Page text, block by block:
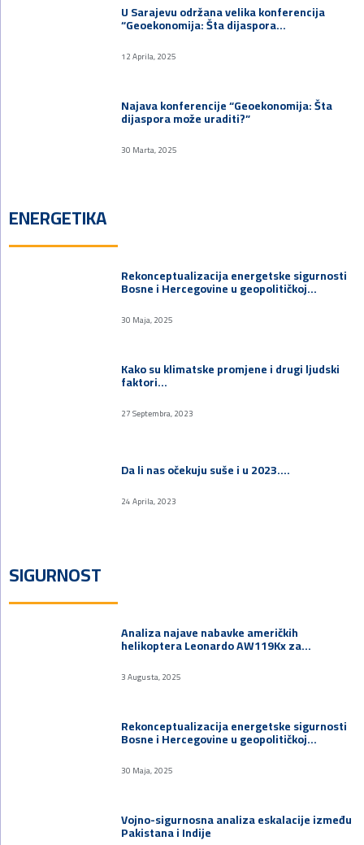
U Sarajevu održana velika konferencija
“Geoekonomija: Šta dijaspora…
12 Aprila, 2025
Najava konferencije “Geoekonomija: Šta
dijaspora može uraditi?”
30 Marta, 2025
ENERGETIKA
Rekonceptualizacija energetske sigurnosti
Bosne i Hercegovine u geopolitičkoj…
30 Maja, 2025
Kako su klimatske promjene i drugi ljudski
faktori…
27 Septembra, 2023
Da li nas očekuju suše i u 2023.…
24 Aprila, 2023
SIGURNOST
Analiza najave nabavke američkih
helikoptera Leonardo AW119Kx za…
3 Augusta, 2025
Rekonceptualizacija energetske sigurnosti
Bosne i Hercegovine u geopolitičkoj…
30 Maja, 2025
Vojno-sigurnosna analiza eskalacije između
Pakistana i Indije